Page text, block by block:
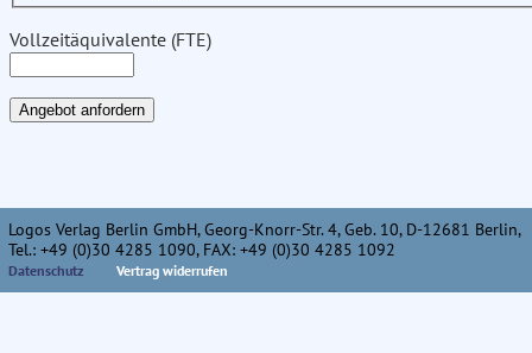
Vollzeitäquivalente (FTE)
Logos Verlag Berlin GmbH, Georg-Knorr-Str. 4, Geb. 10, D-12681 Berlin,
Tel.: +49 (0)30 4285 1090, FAX: +49 (0)30 4285 1092
Datenschutz Vertrag widerrufen